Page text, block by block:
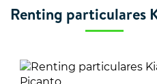
Renting particulares